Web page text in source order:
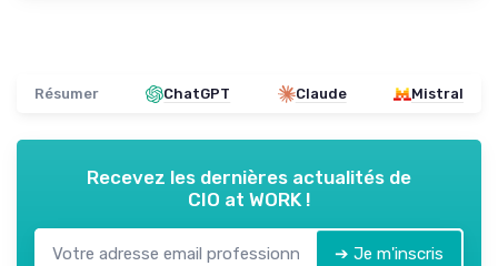
Résumer ChatGPT Claude Mistral
Recevez les dernières actualités de
CIO at WORK !
➔ Je m'inscris